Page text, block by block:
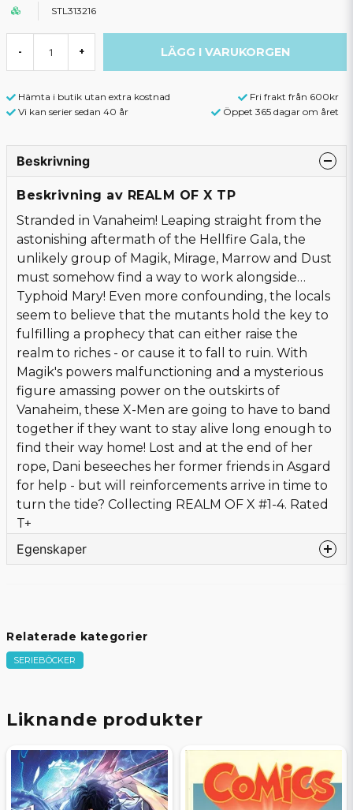
STL313216
- + LÄGG I VARUKORGEN
Hämta i butik utan extra kostnad
Fri frakt från 600kr
Vi kan serier sedan 40 år
Öppet 365 dagar om året
Beskrivning
Beskrivning av REALM OF X TP
Stranded in Vanaheim! Leaping straight from the
astonishing aftermath of the Hellfire Gala, the
unlikely group of Magik, Mirage, Marrow and Dust
must somehow find a way to work alongside…
Typhoid Mary! Even more confounding, the locals
seem to believe that the mutants hold the key to
fulfilling a prophecy that can either raise the
realm to riches - or cause it to fall to ruin. With
Magik's powers malfunctioning and a mysterious
figure amassing power on the outskirts of
Vanaheim, these X-Men are going to have to band
together if they want to stay alive long enough to
find their way home! Lost and at the end of her
rope, Dani beseeches her former friends in Asgard
for help - but will reinforcements arrive in time to
turn the tide? Collecting REALM OF X #1-4. Rated
T+
Egenskaper
Författare
Tecknare
Beg/Nytt
Nytt Obegagnat
Relaterade kategorier
SERIEBÖCKER
Liknande produkter